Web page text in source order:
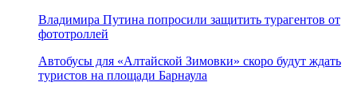
Владимира Путина попросили защитить турагентов от
фототроллей
Автобусы для «Алтайской Зимовки» скоро будут ждать
туристов на площади Барнаула